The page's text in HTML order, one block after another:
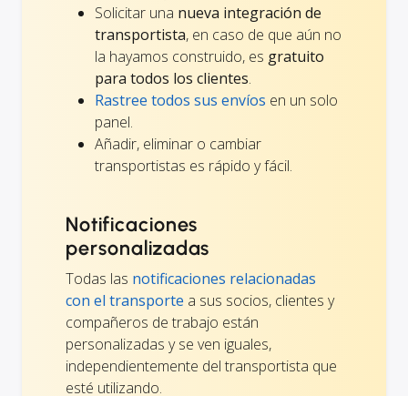
Solicitar una nueva integración de
transportista, en caso de que aún no
la hayamos construido, es gratuito
para todos los clientes.
Rastree todos sus envíos en un solo
panel.
Añadir, eliminar o cambiar
transportistas es rápido y fácil.
Notificaciones
personalizadas
Todas las notificaciones relacionadas
con el transporte a sus socios, clientes y
compañeros de trabajo están
personalizadas y se ven iguales,
independientemente del transportista que
esté utilizando.